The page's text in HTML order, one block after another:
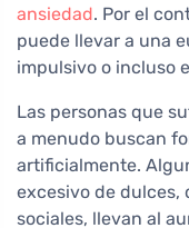
ansiedad. Por el
puede llevar a una
impulsivo o incluso
Las personas que
a menudo buscan
artificialmente.
excesivo de dulces,
sociales, llevan al